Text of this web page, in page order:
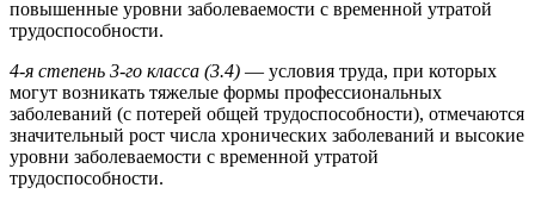
повышенные уровни заболеваемости с временной утратой
трудоспособности.
4-я степень 3-го класса (3.4) — условия труда, при которых
могут возникать тяжелые формы профессиональных
заболеваний (с потерей общей трудоспособности), отмечаются
значительный рост числа хронических заболеваний и высокие
уровни заболеваемости с временной утратой
трудоспособности.